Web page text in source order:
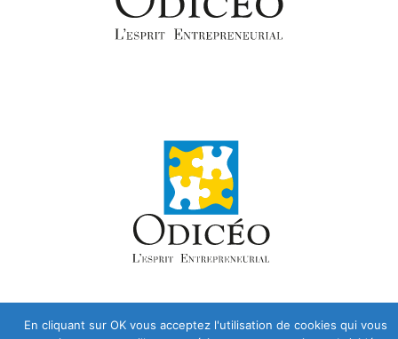
En cliquant sur OK vous acceptez l'utilisation de cookies qui vous